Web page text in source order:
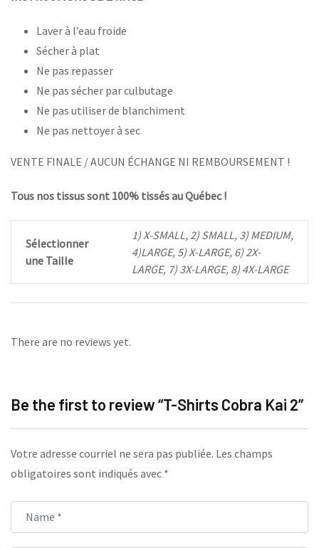
Laver à l’eau froide
Sécher à plat
Ne pas repasser
Ne pas sécher par culbutage
Ne pas utiliser de blanchiment
Ne pas nettoyer à sec
VENTE FINALE / AUCUN ÉCHANGE NI REMBOURSEMENT !
Tous nos tissus sont 100% tissés au Québec !
Sélectionner
une Taille
1) X-SMALL, 2) SMALL, 3) MEDIUM,
4)LARGE, 5) X-LARGE, 6) 2X-
LARGE, 7) 3X-LARGE, 8) 4X-LARGE
There are no reviews yet.
Be the first to review “T-Shirts Cobra Kai 2”
Votre adresse courriel ne sera pas publiée. Les champs
obligatoires sont indiqués avec *